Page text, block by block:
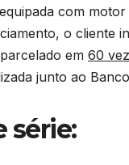
com
o cliente
em 60
junto ao
série: